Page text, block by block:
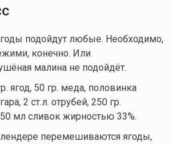
подойдут любые. Необходимо,
конечно. Или
малина не подойдёт.
ягод, 50 гр. меда, половинка
2 ст.л. отрубей, 250 гр.
мл сливок жирностью 33%.
перемешиваются ягоды,